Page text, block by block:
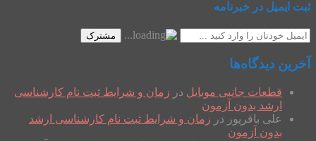
ثبت ایمیل در خبرنامه
مشترک
آخرین دیدگاه‌ها
قطعات جانبی موبایل در زمان و شرایط ثبت نام کارشناسی
ارشد بدون آزمون
علی باقرپور در زمان و شرایط ثبت نام کارشناسی ارشد
بدون آزمون